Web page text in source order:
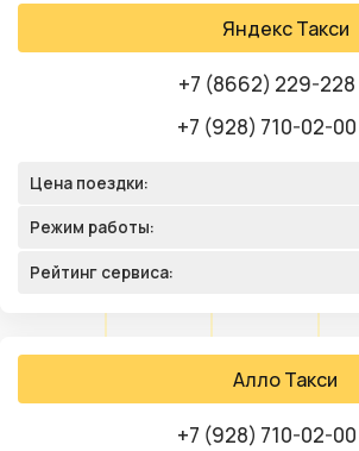
Яндекс Такси
+7 (8662) 229-228
+7 (928) 710-02-00
Цена поездки:
Режим работы:
Рейтинг сервиса:
Алло Такси
+7 (928) 710-02-00